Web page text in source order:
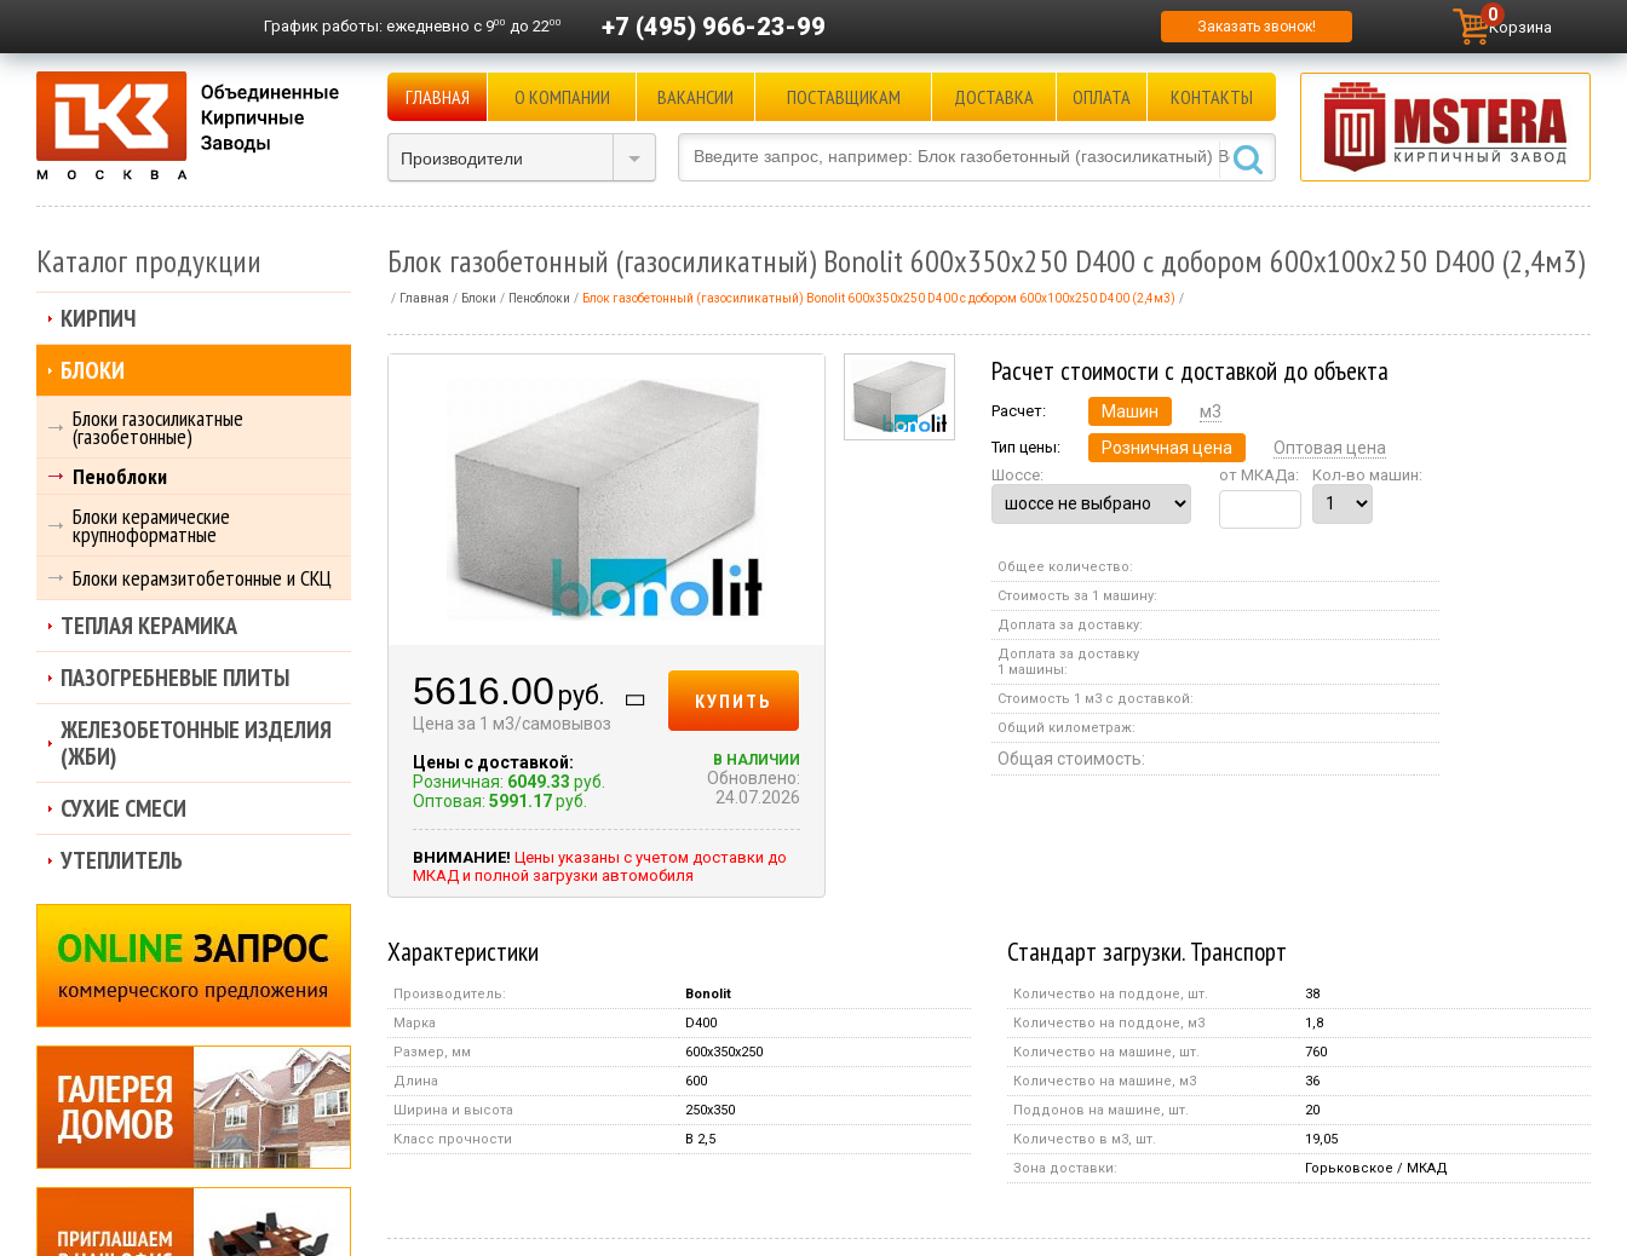
График работы: ежедневно с 900 до 2200 +7 (495) 966-23-99 Заказать звонок! Корзина
0
ГЛАВНАЯ О КОМПАНИИ ВАКАНСИИ ПОСТАВЩИКАМ ДОСТАВКА ОПЛАТА КОНТАКТЫ
Производители
Блок газобетонный (газосиликатный) Bonolit 600x350x250 D400 с добором 600х100х250 D400 (2,4м3)
Главная Блоки Пеноблоки Блок газобетонный (газосиликатный) Bonolit 600x350x250 D400 с добором 600х100х250 D400 (2,4м3)
5616.00 руб.
Цена за 1 м3/самовывоз
Цены с доставкой:
Розничная: 6049.33 руб.
Оптовая: 5991.17руб.
КУПИТЬ
В НАЛИЧИИ
Обновлено:
24.07.2026
ВНИМАНИЕ! Цены указаны с учетом доставки до
МКАД и полной загрузки автомобиля
Расчет стоимости с доставкой до объекта
Расчет: Машин м3
Тип цены: Розничная цена Оптовая цена
Шоссе: от МКАДа: Кол-во машин:
Общее количество:
Стоимость за 1 машину:
Доплата за доставку:
Доплата за доставку
1 машины:
Стоимость 1 м3 с доставкой:
Общий километраж:
Общая стоимость:
Характеристики
Производитель:
Bonolit
Марка
D400
Размер, мм
600x350x250
Длина
600
Ширина и высота
250x350
Класс прочности
B 2,5
Стандарт загрузки. Транспорт
Количество на поддоне, шт.
38
Количество на поддоне, м3
1,8
Количество на машине, шт.
760
Количество на машине, м3
36
Поддонов на машине, шт.
20
Количество в м3, шт.
19,05
Зона доставки:
Горьковское / МКАД
Каталог продукции
КИРПИЧ
БЛОКИ
Блоки газосиликатные
(газобетонные)
Пеноблоки
Блоки керамические
крупноформатные
Блоки керамзитобетонные и СКЦ
ТЕПЛАЯ КЕРАМИКА
ПАЗОГРЕБНЕВЫЕ ПЛИТЫ
ЖЕЛЕЗОБЕТОННЫЕ ИЗДЕЛИЯ
(ЖБИ)
СУХИЕ СМЕСИ
УТЕПЛИТЕЛЬ